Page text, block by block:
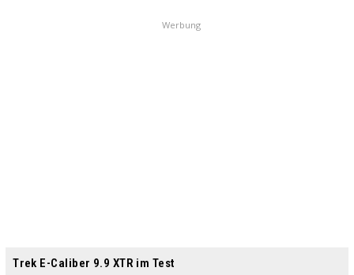
Werbung
Trek E-Caliber 9.9 XTR im Test